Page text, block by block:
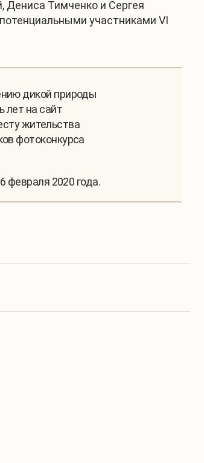
Дениса Тимченко и Сергея
участниками VI
дикой природы
лет на сайт
жительства
фотоконкурса
февраля 2020 года.